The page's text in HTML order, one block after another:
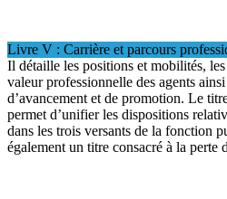
Livre V : Carrière et parcours
Il détaille les positions et mobilités,
valeur professionnelle des agents
d’avancement et de promotion. Le
permet d’unifier les dispositions
dans les trois versants de la fonction
également un titre consacré à la perte